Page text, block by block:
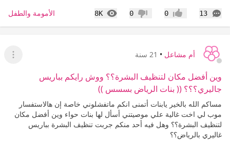
13
التعليقات إعجاب0 عدم إعجاب
0
8K
المشاهدات الأمومة والطفل
أم مشاعل • 21 سنة
عرض
وين أفضل مكان لتنظيف البشرة؟؟ ووش رايكم بباريس
جاليري؟؟؟ (( بنات الرياض بسسس ))
مساكم الله بالخير يابنات أتمنى انكم ماتفشلوني خاصة إن هالاستفسار
موب لي اخت غالية علي موصيتني أسأل لها بنات حواء وين أفضل مكان
لتنظيف البشرة؟؟ وهل فيه أحد منكم جربت تنظيف البشرة بباريس
غاليري بالرياض؟؟